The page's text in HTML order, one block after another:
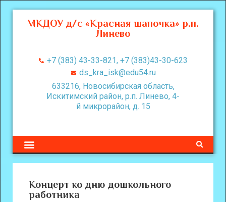
МКДОУ д/с «Красная шапочка» р.п.
Линево
+7 (383) 43-33-821, +7 (383)43-30-623
ds_kra_isk@edu54.ru
633216, Новосибирская область,
Искитимский район, р.п. Линево, 4-
й микрорайон, д. 15
Концерт ко дню дошкольного
работника